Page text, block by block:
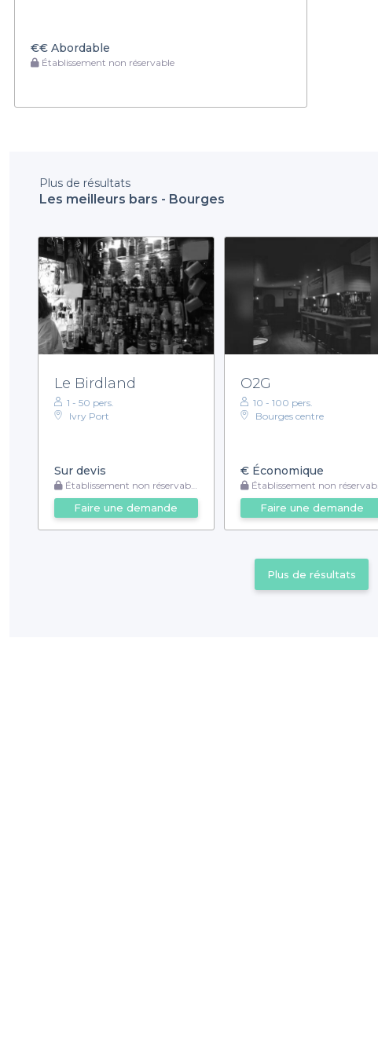
€€ Abordable
Établissement non réservable
Plus de résultats
Les meilleurs bars - Bourges
Le Birdland
1 - 50 pers.
Ivry Port
Sur devis
Établissement non réservable
Faire une demande
O2G
10 - 100 pers.
Bourges centre
€Économique
Établissement non réservable
Faire une demande
Plus de résultats